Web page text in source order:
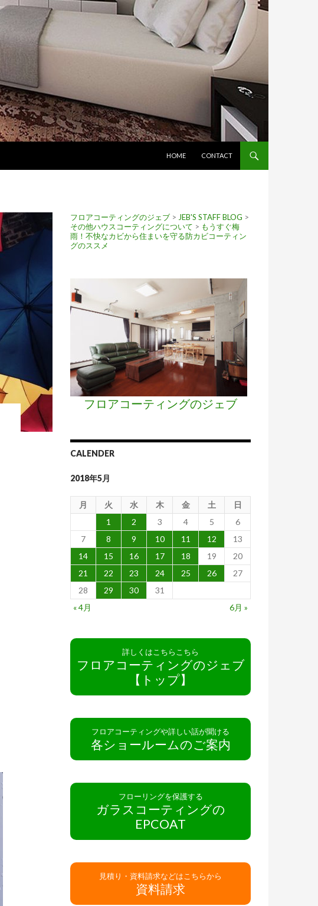
HOME
CONTACT
フロアコーティングのジェブ > JEB'S STAFF BLOG >
その他ハウスコーティングについて > もうすぐ梅
雨！不快なカビから住まいを守る防カビコーティン
グのススメ
フロアコーティングのジェブ
CALENDER
2018年5月
月 火 水 木 金 土
日
1
2 3 4 5
6
7
8 9 10 11 12
13
14
15 16 17 18 19
20
21
22 23 24 25 26
27
28
29 30
31
« 4月
6月 »
詳しくはこちらこちら
フロアコーティングのジェブ
【トップ】
フロアコーティングや詳しい話が聞ける
各ショールームのご案内
フローリングを保護する
ガラスコーティングの
EPCOAT
見積り・資料請求などはこちらから
資料請求